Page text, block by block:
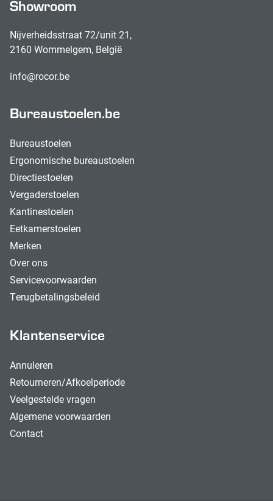
Showroom
Nijverheidsstraat 72/unit 21,
2160 Wommelgem, België
info@rocor.be
Bureaustoelen.be
Bureaustoelen
Ergonomische bureaustoelen
Directiestoelen
Vergaderstoelen
Kantinestoelen
Eetkamerstoelen
Merken
Over ons
Servicevoorwaarden
Terugbetalingsbeleid
Klantenservice
Annuleren
Retourneren/Afkoelperiode
Veelgestelde vragen
Algemene voorwaarden
Contact